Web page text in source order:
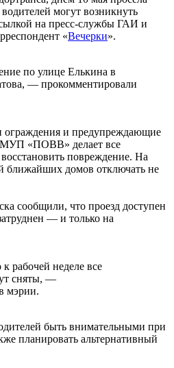
могут возникнуть
на пресс-службы ГАИ и
«Вечерки».
по улице Елькина в
— прокомментировали
ограждения и предупреждающие
МУП «ПОВВ» делает все
повреждение. На
ближайших домов отключать не
сообщили, что проезд доступен
— и только на
рабочей неделе все
сняты, —
мэрии.
быть внимательными при
планировать альтернативный